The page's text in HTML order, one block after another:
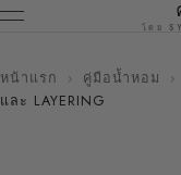
โดย
หน้าแรก › คู่มือน้ำหอม ›
และ LAYERING